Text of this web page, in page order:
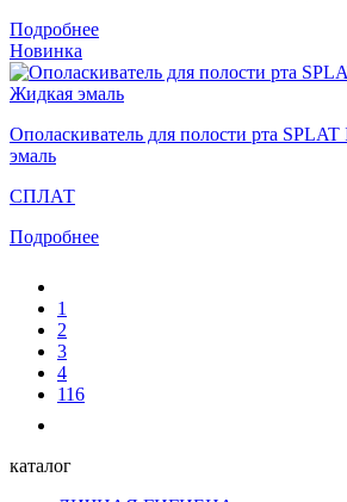
Подробнее
Новинка
Ополаскиватель для полости рта
эмаль
СПЛАТ
Подробнее
1
2
3
4
116
каталог